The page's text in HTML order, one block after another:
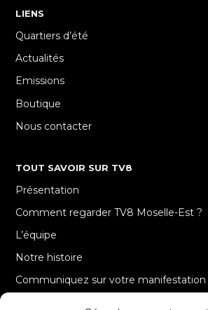
LIENS
Quartiers d’été
Actualités
Emissions
Boutique
Nous contacter
TOUT SAVOIR SUR TV8
Présentation
Comment regarder TV8 Moselle-Est ?
L’équipe
Notre histoire
Communiquez sur votre manifestation